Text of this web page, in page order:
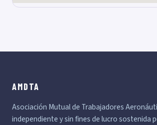
AMDTA
Asociación Mutual de Trabajadores
independiente y sin fines de lucro sostenida